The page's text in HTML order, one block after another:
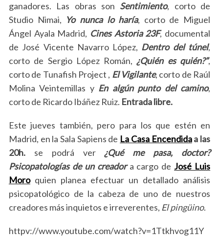
ganadores. Las obras son Sentimiento, corto de
Studio Nimai, Yo nunca lo haría, corto de Miguel
Ángel Ayala Madrid, Cines Astoria 23F, documental
de José Vicente Navarro López, Dentro del túnel,
corto de Sergio López Román,¿Quién es quién?”,
corto de Tunafish Project , El Vigilante, corto de Raúl
Molina Veintemillas y En algún punto del camino,
corto de Ricardo Ibáñez Ruiz. Entrada libre.
Este jueves también, pero para los que estén en
Madrid, en la Sala Sapiens de La Casa Encendidaa las
20h. se podrá ver
¿Qué me pasa, doctor?
Psicopatologías de un creadora cargo deJosé Luis
Moroquien planea efectuar un detallado análisis
psicopatológico de la cabeza de uno de nuestros
creadores más inquietos e irreverentes, El pingüino.
httpv://www.youtube.com/watch?v=1Ttkhvog11Y